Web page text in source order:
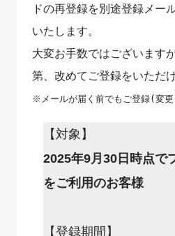
ドの再登録を別途登録メー
いたします。
大変お手数ではございます
第、改めてご登録をいただ
※メールが届く前でもご登録(変更
【対象】
2025年9月30日時点で
をご利用のお客様
【登録期間】